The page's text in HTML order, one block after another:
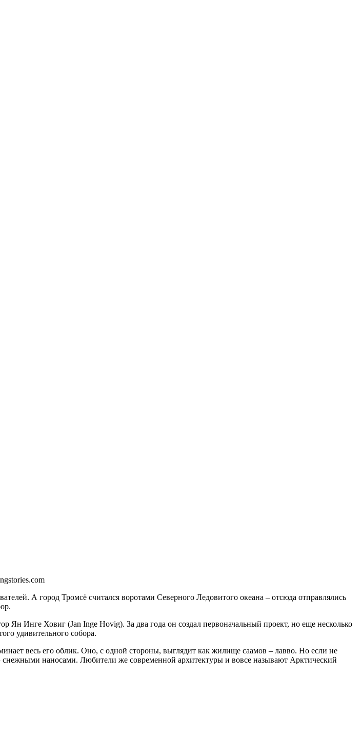
А город Тромсё считался воротами Северного Ледовитого океана – отсюда отправлялись
Ян Инге Ховиг (Jan Inge Hovig). За два года он создал первоначальный проект, но еще несколько
удивительного собора.
весь его облик. Оно, с одной стороны, выглядит как жилище саамов – лавво. Но если не
снежными наносами. Любители же современной архитектуры и вовсе называют Арктический